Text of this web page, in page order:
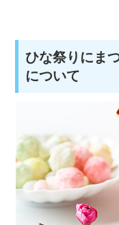
ひな祭りにま
について